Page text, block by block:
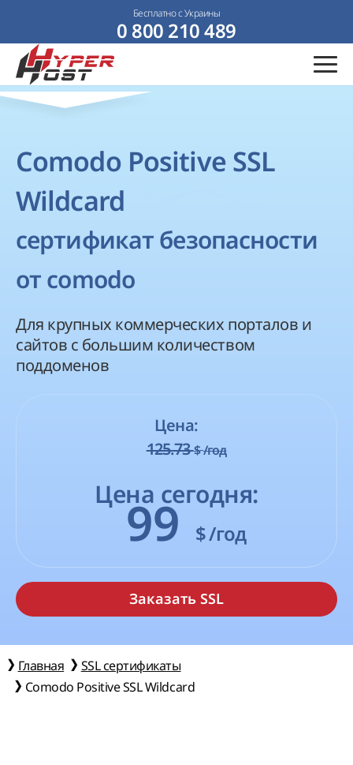
Бесплатно с Украины
0 800 210 489
Comodo Positive SSL
Wildcard
сертификат безопасности
от comodo
Для крупных коммерческих порталов и
сайтов с большим количеством
поддоменов
Цена:
125.73$ /год
Цена сегодня:
99 $/год
Главная
SSL сертификаты
Comodo Positive SSL Wildcard